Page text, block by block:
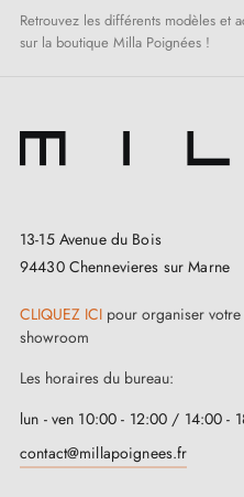
Retrouvez les différents modèles et
sur la boutique Milla Poignées !
13-15 Avenue du Bois
94430 Chennevieres sur Marne
CLIQUEZ ICI pour organiser
showroom
Les horaires du bureau:
lun - ven 10:00 - 12:00 / 14:00 -
contact@millapoignees.fr